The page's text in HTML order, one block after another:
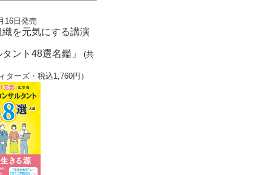
16日発売
織を元気にする講演
ント48選名鑑」 (共
ターズ・税込1,760円）